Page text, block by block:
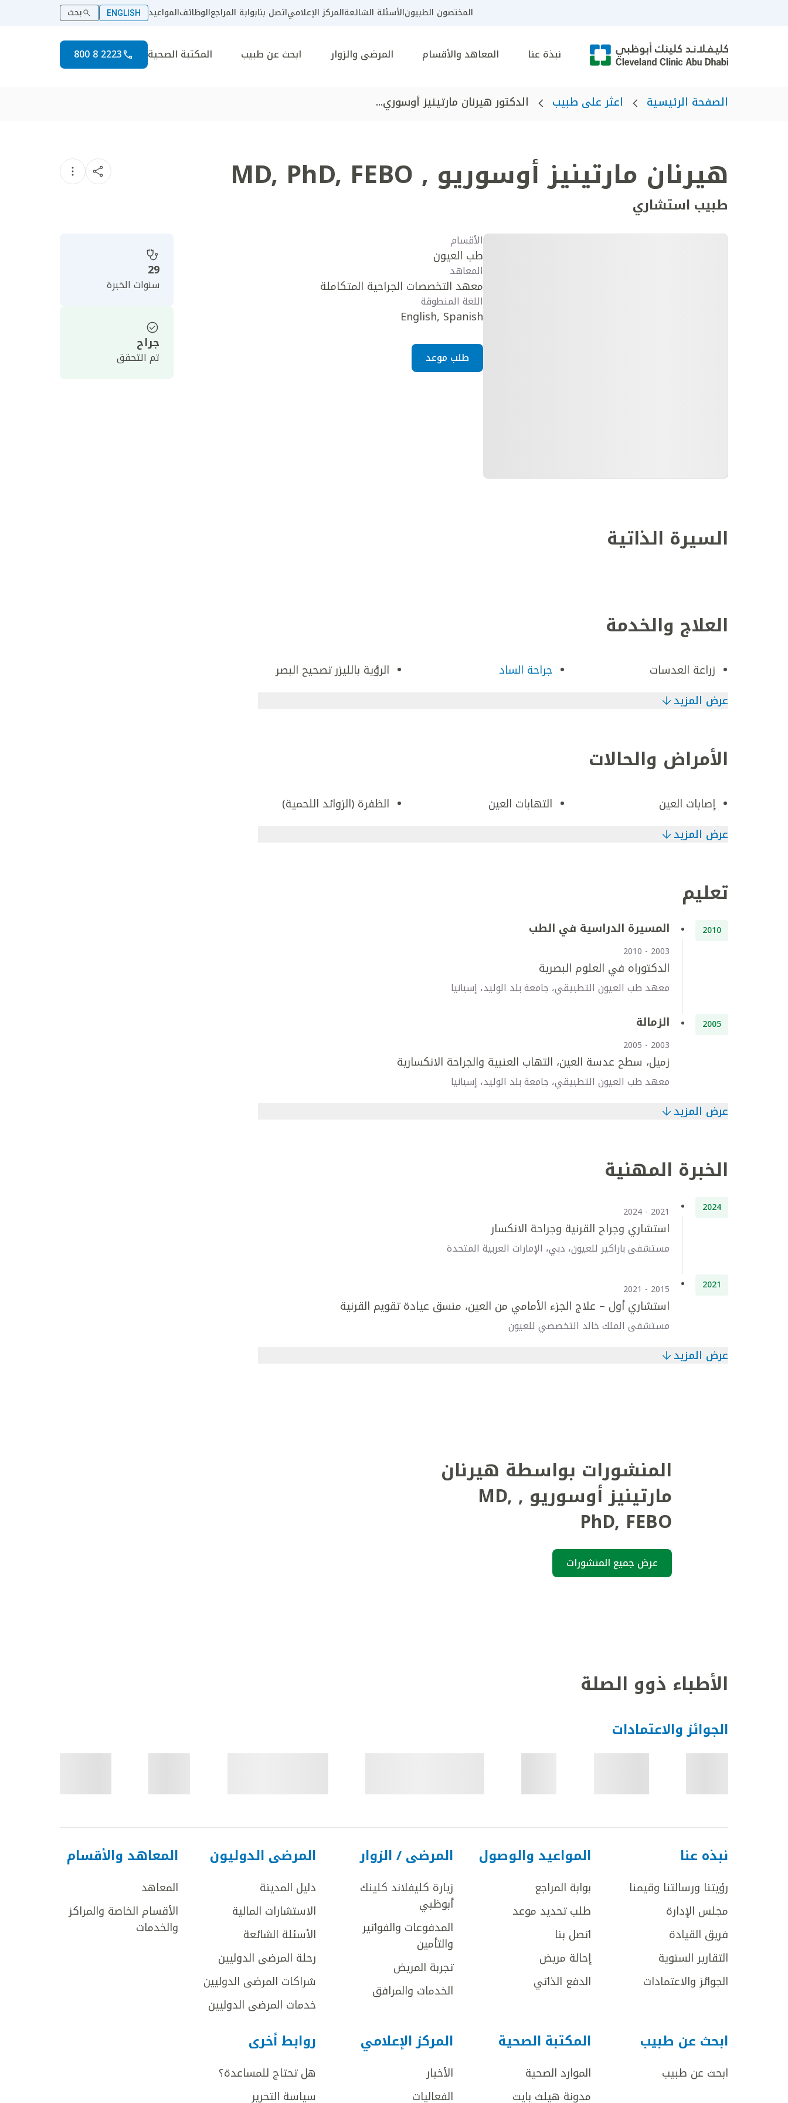
المختصون الطبيونالأسئلة الشائعةالمركز الإعلامياتصل بنابوابة المراجعالوظائفالمواعيد ENGLISH بحث
نبذة عنا المعاهد والأقسام المرضى والزوار ابحث عن طبيب المكتبة الصحية 2223 8 800
الصفحة الرئيسية اعثر على طبيب الدكتور هيرنان مارتينيز أوسوري...
هيرنان مارتينيز أوسوريو ,
MD, PhD, FEBO
طبيب استشاري
الأقسام
طب العيون
المعاهد
معهد التخصصات الجراحية المتكاملة
اللغة المنطوقة
English, Spanish
طلب موعد
29
سنوات الخبرة
جراح
تم التحقق
السيرة الذاتية
العلاج والخدمة
زراعة العدسات جراحة الساد
الرؤية بالليزر تصحيح البصر
عرض المزيد
الأمراض والحالات
إصابات العين التهابات العين
الظفرة (الزوائد اللحمية)
عرض المزيد
تعليم
2010 المسيرة الدراسية في الطب
2003 - 2010
الدكتوراه في العلوم البصرية
معهد طب العيون التطبيقي، جامعة بلد الوليد، إسبانيا
2005 الزمالة
2003 - 2005
زميل، سطح عدسة العين، التهاب العنبية والجراحة الانكسارية
معهد طب العيون التطبيقي، جامعة بلد الوليد، إسبانيا
عرض المزيد
الخبرة المهنية
2024
2021 - 2024
استشاري وجراح القرنية وجراحة الانكسار
مستشفى باراكير للعيون، دبي، الإمارات العربية المتحدة
2021
2015 - 2021
استشاري أول – علاج الجزء الأمامي من العين، منسق عيادة تقويم القرنية
مستشفى الملك خالد التخصصي للعيون
عرض المزيد
المنشورات بواسطة هيرنان
مارتينيز أوسوريو ,
MD,
PhD, FEBO
عرض جميع المنشورات
الأطباء ذوو الصلة
الجوائز والاعتمادات
نبذه عنا
رؤيتنا ورسالتنا وقيمنا
مجلس الإدارة
فريق القيادة
التقارير السنوية
الجوائز والاعتمادات
المواعيد والوصول
بوابة المراجع
طلب تحديد موعد
اتصل بنا
إحالة مريض
الدفع الذاتي
المرضى / الزوار
زيارة كليفلاند كلينك
أبوظبي
المدفوعات والفواتير
والتأمين
تجربة المريض
الخدمات والمرافق
المرضى الدوليون
دليل المدينة
الاستشارات المالية
الأسئلة الشائعة
رحلة المرضى الدوليين
شراكات المرضى الدوليين
خدمات المرضى الدوليين
المعاهد والأقسام
المعاهد
الأقسام الخاصة والمراكز
والخدمات
ابحث عن طبيب
ابحث عن طبيب
المكتبة الصحية
الموارد الصحية
مدونة هيلث بايت
المركز الإعلامي
الأخبار
الفعاليات
روابط أخرى
هل تحتاج للمساعدة؟
سياسة التحرير